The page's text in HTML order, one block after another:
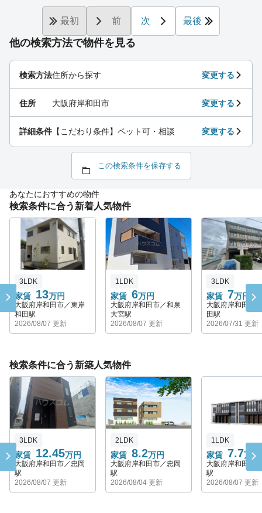
他の検索方法で物件を見る
検索方法住所から探す 変更する
住所 大阪府岸和田市 変更する
詳細条件 【こだわり条件】ペット可・相談 変更する
この検索条件を保存する
最初 前 次 最後
あなたにおすすめの物件
検索条件に合う新着人気物件
3LDK
家賃 13万円
大阪府岸和田市／東岸
和田駅
2026/08/07 更新
1LDK
家賃 6万円
大阪府岸和田市／和泉
大宮駅
2026/08/07 更新
3LDK
家賃 7万円
大阪府岸和田市
田駅
2026/07/31 更新
検索条件に合う新築人気物件
3LDK
家賃 12.45万円
大阪府岸和田市／忠岡
駅
2026/08/07 更新
2LDK
家賃 8.2万円
大阪府岸和田市／忠岡
駅
2026/08/04 更新
1LDK
家賃 7.7万円
大阪府岸和田市
駅
2026/08/07 更新